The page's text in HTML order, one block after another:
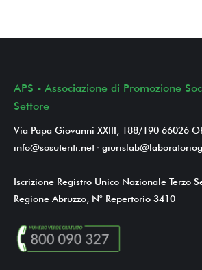
APS - Associazione di Promozione
Settore
Via Papa Giovanni XXIII, 188/190 66026
info@sosutenti.net -
Iscrizione Registro Unico Nazionale Terzo
Regione Abruzzo, N° Repertorio 3410